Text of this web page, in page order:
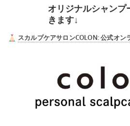
オリジナルシャンプ
きます↓